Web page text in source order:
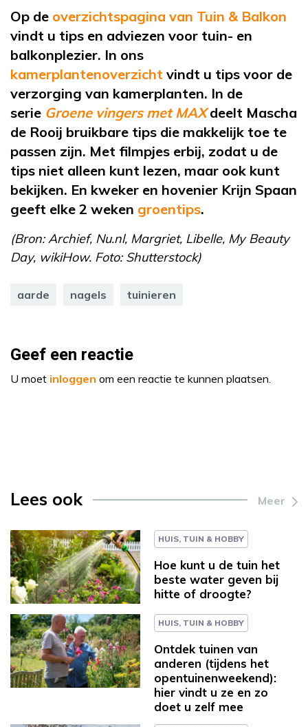
Op de overzichtspagina van Tuin & Balkon
vindt u tips en adviezen voor tuin- en
balkonplezier. In ons
kamerplantenoverzicht vindt u tips voor de
verzorging van kamerplanten. In de
serie Groene vingers met MAXdeelt Mascha
de Rooij bruikbare tips die makkelijk toe te
passen zijn. Met filmpjes erbij, zodat u de
tips niet alleen kunt lezen, maar ook kunt
bekijken. En kweker en hovenier Krijn Spaan
geeft elke 2 weken groentips.
(Bron: Archief, Nu.nl, Margriet, Libelle, My Beauty
Day, wikiHow. Foto: Shutterstock)
aarde nagels tuinieren
Geef een reactie
U moet inloggen om een reactie te kunnen plaatsen.
Lees ook Meer
HUIS, TUIN & HOBBY
Hoe kunt u de tuin het
beste water geven bij
hitte of droogte?
HUIS, TUIN & HOBBY
Ontdek tuinen van
anderen (tijdens het
opentuinenweekend):
hier vindt u ze en zo
doet u zelf mee